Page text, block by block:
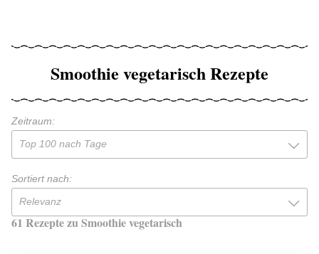
Smoothie vegetarisch Rezepte
Zeitraum:
Top 100 nach Tage
Sortiert nach:
Relevanz
61 Rezepte zu Smoothie vegetarisch